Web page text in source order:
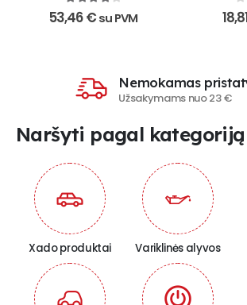
4out of 5
53,46€ su PVM 0
Nemokamas
Užsakymams nuo 23 €
Naršyti pagal kategoriją
Xado produktai Variklinės alyvos